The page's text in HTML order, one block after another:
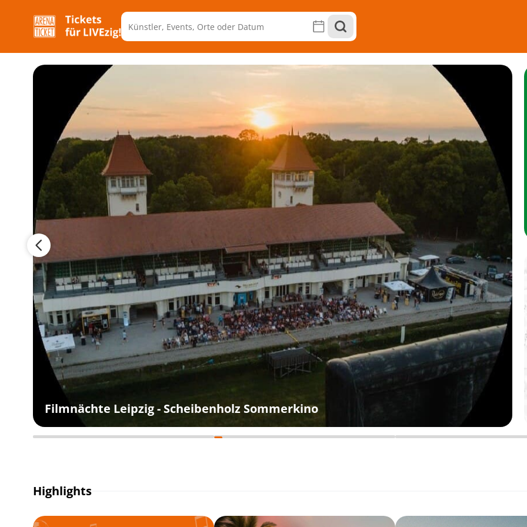
Filmnächte Leipzig - Scheibenholz Sommerkino
Highlights